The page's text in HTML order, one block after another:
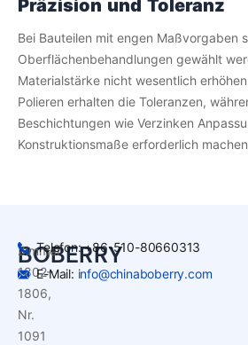
Präzision und Toleranz
Bei Bauteilen mit engen Maßvorgaben
Oberflächenbehandlungen gewählt
Materialstärke nicht wesentlich
Polieren erhalten die Toleranzen,
Beschichtungen wie Verzinken
Konstruktionsmaße erforderlich
BOBERRY
Zimmer
1802–
1806,
Nr.
1091
Telefon: +86-510-80660313
E-Mail: info@chinaboberry.com